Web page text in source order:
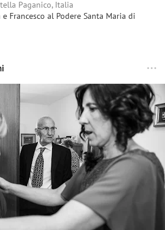
Paganico, Italia
Francesco al Podere Santa Maria di